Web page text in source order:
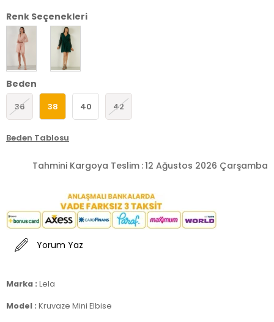
Renk Seçenekleri
Beden
36 38 40 42
Beden Tablosu
Tahmini Kargoya Teslim :12 Ağustos 2026 Çarşamba
Yorum Yaz
Marka : Lela
Model : Kruvaze Mini Elbise